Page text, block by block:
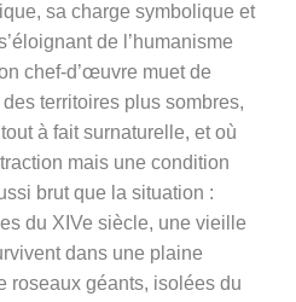
sa charge symbolique et
de l’humanisme
chef-d’œuvre muet de
territoires plus sombres,
à fait surnaturelle, et où
mais une condition
brut que la situation :
du XIVe siècle, une vieille
dans une plaine
roseaux géants, isolées du